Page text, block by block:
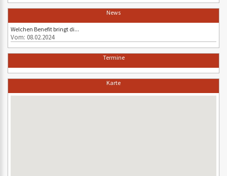
News
Welchen Benefit bringt di...
Vom: 08.02.2024
Termine
Karte